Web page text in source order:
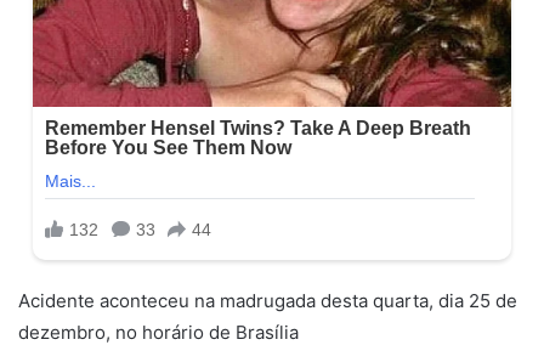
Acidente aconteceu na madrugada desta quarta, dia 25 de
dezembro, no horário de Brasília